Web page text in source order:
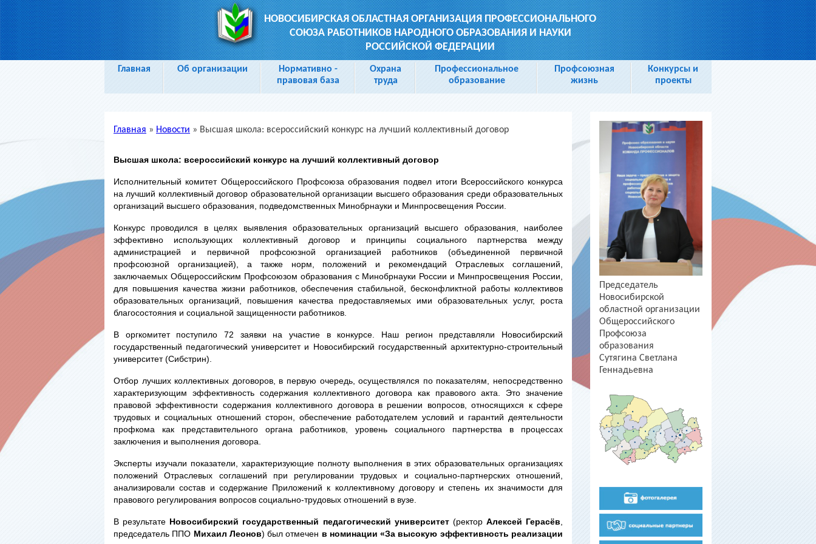
НОВОСИБИРСКАЯ ОБЛАСТНАЯ ОРГАНИЗАЦИЯ ПРОФЕССИОНАЛЬНОГО
СОЮЗА РАБОТНИКОВ НАРОДНОГО ОБРАЗОВАНИЯ И НАУКИ
РОССИЙСКОЙ ФЕДЕРАЦИИ
Главная Об организации
Нормативно -
правовая база
Охрана
труда
Профессиональное
образование
Профсоюзная
жизнь
Конкурсы и
проекты
Главная » Новости » Высшая школа: всероссийский конкурс на лучший коллективный договор
Высшая школа: всероссийский конкурс на лучший коллективный договор
Исполнительный комитет Общероссийского Профсоюза образования подвел итоги Всероссийского конкурса
на лучший коллективный договор образовательной организации высшего образования среди образовательных
организаций высшего образования, подведомственных Минобрнауки и Минпросвещения России.
Конкурс проводился в целях выявления образовательных организаций высшего образования, наиболее
эффективно использующих коллективный договор и принципы социального партнерства между
администрацией и первичной профсоюзной организацией работников (объединенной первичной
профсоюзной организацией), а также норм, положений и рекомендаций Отраслевых соглашений,
заключаемых Общероссийским Профсоюзом образования с Минобрнауки России и Минпросвещения России,
для повышения качества жизни работников, обеспечения стабильной, бесконфликтной работы коллективов
образовательных организаций, повышения качества предоставляемых ими образовательных услуг, роста
благосостояния и социальной защищенности работников.
В оргкомитет поступило 72 заявки на участие в конкурсе. Наш регион представляли Новосибирский
государственный педагогический университет и Новосибирский государственный архитектурно-строительный
университет (Сибстрин).
Отбор лучших коллективных договоров, в первую очередь, осуществлялся по показателям, непосредственно
характеризующим эффективность содержания коллективного договора как правового акта. Это значение
правовой эффективности содержания коллективного договора в решении вопросов, относящихся к сфере
трудовых и социальных отношений сторон, обеспечение работодателем условий и гарантий деятельности
профкома как представительного органа работников, уровень социального партнерства в процессах
заключения и выполнения договора.
Эксперты изучали показатели, характеризующие полноту выполнения в этих образовательных организациях
положений Отраслевых соглашений при регулировании трудовых и социально-партнерских отношений,
анализировали состав и содержание Приложений к коллективному договору и степень их значимости для
правового регулирования вопросов социально-трудовых отношений в вузе.
В результате Новосибирский государственный педагогический университет (ректор Алексей Герасёв
председатель ППО Михаил Леонов) был отмечен в номинации «За высокую эффективность реализации
Председатель
Новосибирской
областной организации
Общероссийского
Профсоюза
образования
Сутягина Светлана
Геннадьевна